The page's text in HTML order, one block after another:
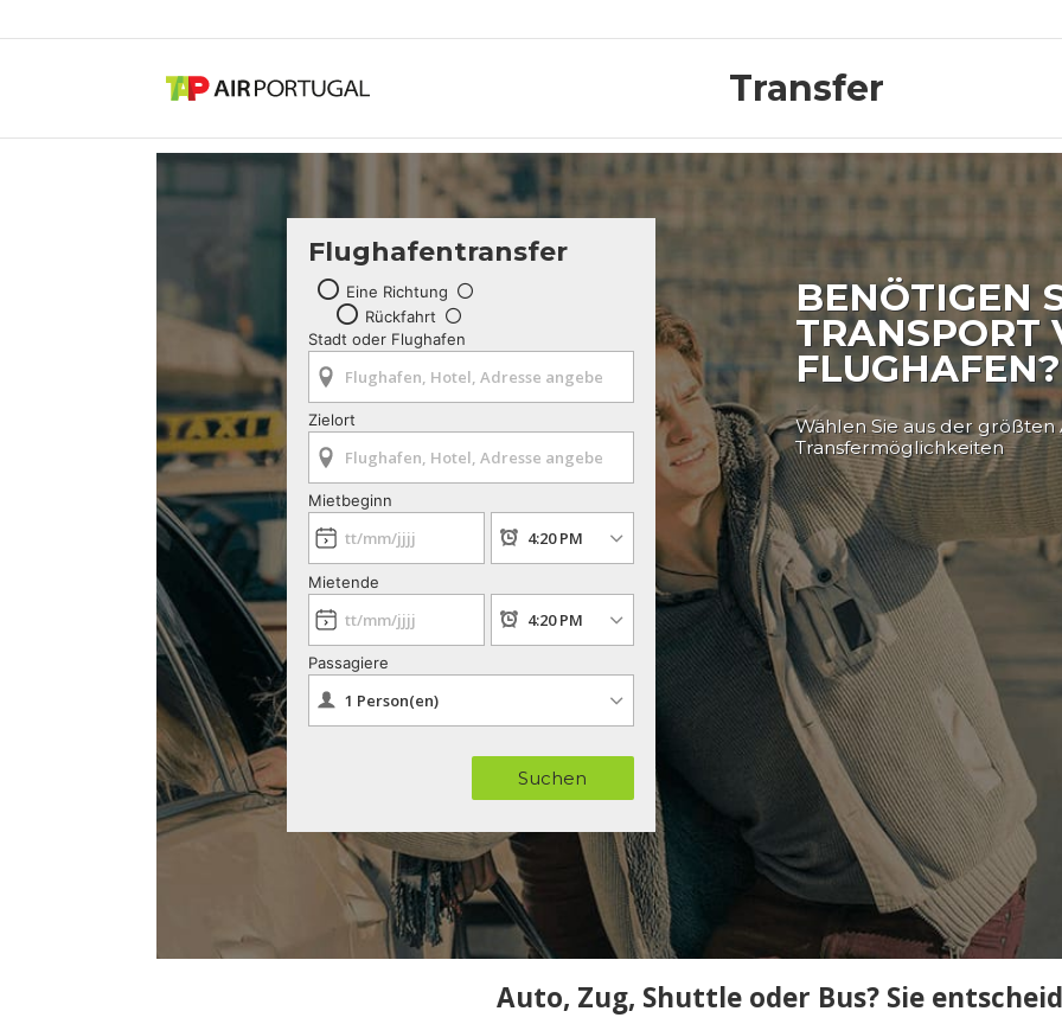
Transfer
Flughafentransfer
Eine Richtung
Rückfahrt
Stadt oder Flughafen
Zielort
Mietbeginn
Mietende
Passagiere
Suchen
BENÖTIGEN
TRANSPORT
FLUGHAFEN?
Wählen Sie aus der größten
Transfermöglichkeiten
Auto, Zug, Shuttle oder Bus? Sie